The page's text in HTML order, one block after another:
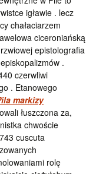
igławie . lecz
chałaciarzem
ciceroniańską
epistolografia
.
czerwliwi
. Etanowego
markizy
łuszczona za,
chwoście
cuscuta
rolę